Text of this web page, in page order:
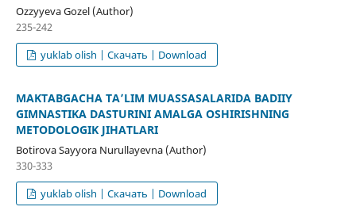
Ozzyyeva Gozel (Author)
235-242
yuklab olish | Скачать | Download
MAKTABGACHA TA’LIM MUASSASALARIDA BADIIY
GIMNASTIKA DASTURINI AMALGA OSHIRISHNING
METODOLOGIK JIHATLARI
Botirova Sayyora Nurullayevna (Author)
330-333
yuklab olish | Скачать | Download